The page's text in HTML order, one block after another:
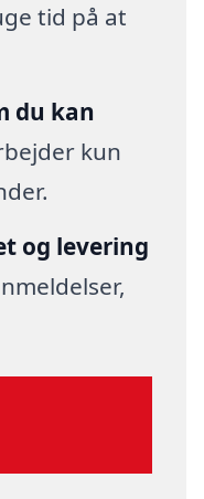
tid på at
du kan
kun
og levering